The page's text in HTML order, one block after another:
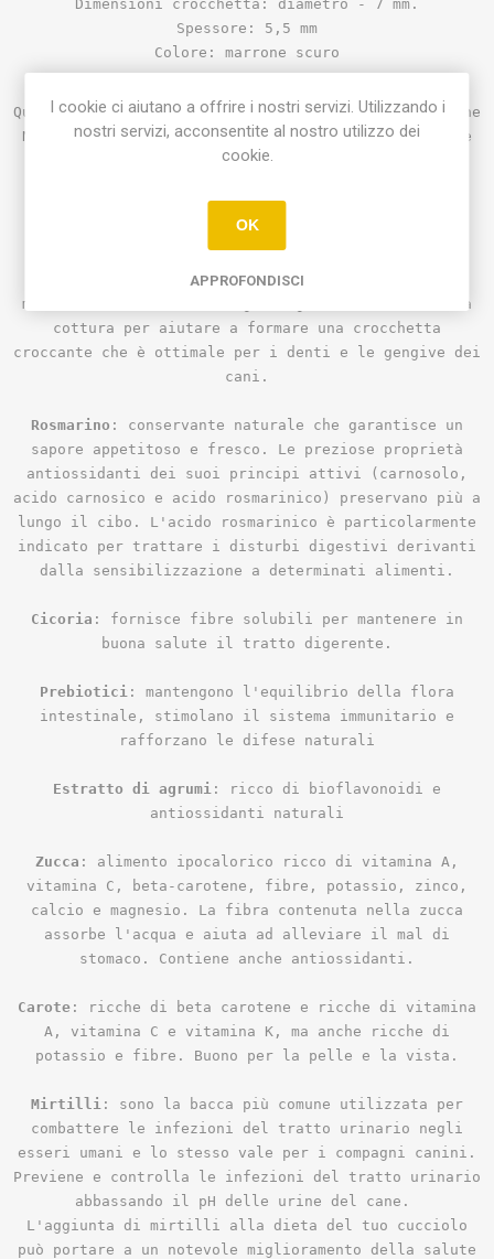
Dimensioni crocchetta: diametro - 7 mm.
Spessore: 5,5 mm
Colore: marrone scuro
Questi sono alcuni dei vantaggi degli ingredienti che
Natural Greatness incorpora in tutte o alcune delle
sue ricette.
: fonte di carboidrati. È anche una fibra
grezza moderatamente digeribile, per una migliore
digestione e, quindi, un sano tratto digerente e
mucose. Inoltre, combina gli ingredienti durante la
cottura per aiutare a formare una crocchetta
croccante che è ottimale per i denti e le gengive dei
cani.
Rosmarino : conservante naturale che garantisce un
sapore appetitoso e fresco. Le preziose proprietà
antiossidanti dei suoi principi attivi (carnosolo,
acido carnosico e acido rosmarinico) preservano più a
lungo il cibo. L'acido rosmarinico è particolarmente
indicato per trattare i disturbi digestivi derivanti
dalla sensibilizzazione a determinati alimenti.
Cicoria : fornisce fibre solubili per mantenere in
buona salute il tratto digerente.
Prebiotici : mantengono l'equilibrio della flora
intestinale, stimolano il sistema immunitario e
rafforzano le difese naturali
Estratto di agrumi : ricco di bioflavonoidi e
antiossidanti naturali
Zucca : alimento ipocalorico ricco di vitamina A,
vitamina C, beta-carotene, fibre, potassio, zinco,
calcio e magnesio. La fibra contenuta nella zucca
assorbe l'acqua e aiuta ad alleviare il mal di
stomaco. Contiene anche antiossidanti.
Carote : ricche di beta carotene e ricche di vitamina
A, vitamina C e vitamina K, ma anche ricche di
potassio e fibre. Buono per la pelle e la vista.
Mirtilli : sono la bacca più comune utilizzata per
combattere le infezioni del tratto urinario negli
esseri umani e lo stesso vale per i compagni canini.
Previene e controlla le infezioni del tratto urinario
abbassando il pH delle urine del cane.
L'aggiunta di mirtilli alla dieta del tuo cucciolo
può portare a un notevole miglioramento della salute
I cookie ci aiutano a offrire i nostri servizi. Utilizzando i
nostri servizi, acconsentite al nostro utilizzo dei
cookie.
OK
APPROFONDISCI